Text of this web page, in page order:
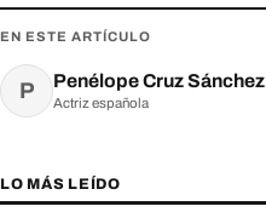
EN ESTE ARTÍCULO
P Penélope Cruz Sánchez
Actriz española
LO MÁS LEÍDO